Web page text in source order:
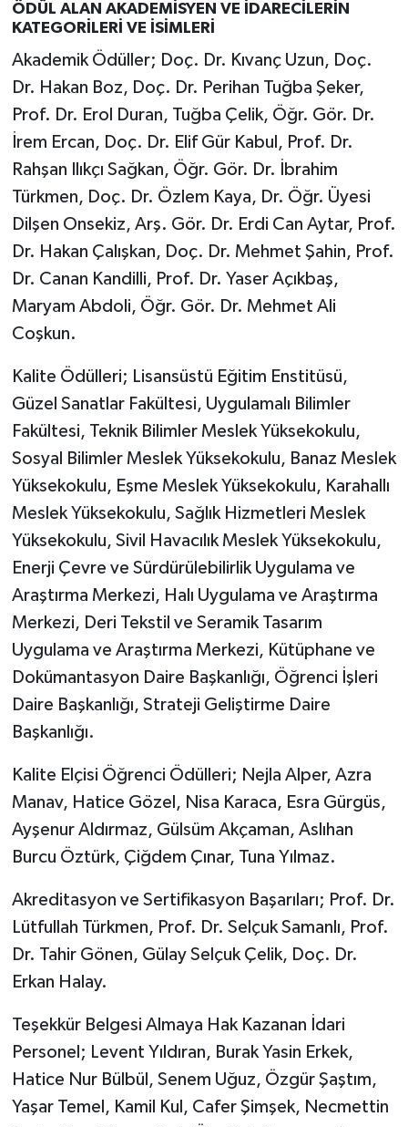
ÖDÜL ALAN AKADEMİSYEN VE İDARECİLERİN
KATEGORİLERİ VE İSİMLERİ
Akademik Ödüller; Doç. Dr. Kıvanç Uzun, Doç.
Dr. Hakan Boz, Doç. Dr. Perihan Tuğba Şeker,
Prof. Dr. Erol Duran, Tuğba Çelik, Öğr. Gör. Dr.
İrem Ercan, Doç. Dr. Elif Gür Kabul, Prof. Dr.
Rahşan Ilıkçı Sağkan, Öğr. Gör. Dr. İbrahim
Türkmen, Doç. Dr. Özlem Kaya, Dr. Öğr. Üyesi
Dilşen Onsekiz, Arş. Gör. Dr. Erdi Can Aytar, Prof.
Dr. Hakan Çalışkan, Doç. Dr. Mehmet Şahin, Prof.
Dr. Canan Kandilli, Prof. Dr. Yaser Açıkbaş,
Maryam Abdoli, Öğr. Gör. Dr. Mehmet Ali
Coşkun.
Kalite Ödülleri; Lisansüstü Eğitim Enstitüsü,
Güzel Sanatlar Fakültesi, Uygulamalı Bilimler
Fakültesi, Teknik Bilimler Meslek Yüksekokulu,
Sosyal Bilimler Meslek Yüksekokulu, Banaz Meslek
Yüksekokulu, Eşme Meslek Yüksekokulu, Karahallı
Meslek Yüksekokulu, Sağlık Hizmetleri Meslek
Yüksekokulu, Sivil Havacılık Meslek Yüksekokulu,
Enerji Çevre ve Sürdürülebilirlik Uygulama ve
Araştırma Merkezi, Halı Uygulama ve Araştırma
Merkezi, Deri Tekstil ve Seramik Tasarım
Uygulama ve Araştırma Merkezi, Kütüphane ve
Dokümantasyon Daire Başkanlığı, Öğrenci İşleri
Daire Başkanlığı, Strateji Geliştirme Daire
Başkanlığı.
Kalite Elçisi Öğrenci Ödülleri; Nejla Alper, Azra
Manav, Hatice Gözel, Nisa Karaca, Esra Gürgüs,
Ayşenur Aldırmaz, Gülsüm Akçaman, Aslıhan
Burcu Öztürk, Çiğdem Çınar, Tuna Yılmaz.
Akreditasyon ve Sertifikasyon Başarıları; Prof. Dr.
Lütfullah Türkmen, Prof. Dr. Selçuk Samanlı, Prof.
Dr. Tahir Gönen, Gülay Selçuk Çelik, Doç. Dr.
Erkan Halay.
Teşekkür Belgesi Almaya Hak Kazanan İdari
Personel; Levent Yıldıran, Burak Yasin Erkek,
Hatice Nur Bülbül, Senem Uğuz, Özgür Şaştım,
Yaşar Temel, Kamil Kul, Cafer Şimşek, Necmettin